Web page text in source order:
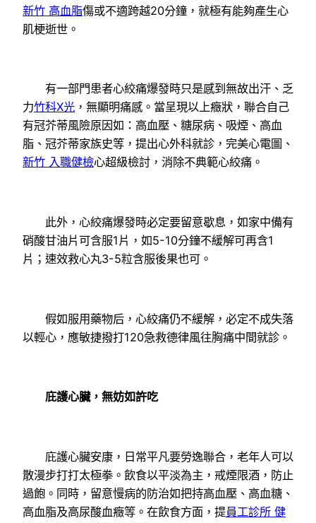
新竹 高血脂傷或不適跨越20分鐘，就極有能夠產生心
肌梗逝世。
有一部門患者心絞痛爆發時只是感到無故出汗、乏
力竹科X光 ，無顯明痛感。當呈現以上癥狀，聯合自己
有冠芥蒂風險原因如：高血壓、糖尿病、吸煙、高血
脂、冠芥蒂家族史等，提出心外科就診，完美心電圖、
新竹 入職健檢心超級檢討，消除不典範心絞痛。
此外，心絞痛爆發時必定要留意歇息，如家中備有
硝酸甘油片可含服1片，如5-10分鐘不緩解可再含1
片；速效救心丸3-5粒含服後果也可。
假如服用藥物后，心絞痛仍不緩解，必定不成失落
以輕心，應敏捷撥打120急救德律風往胸痛中間就診。
庇護心臟，無妨如許吃
庇護心臟安康，日常平凡要勞逸聯合，老年人可以
散漫步打打太極拳。飲食以平淡為主，戒煙限酒，防止
過飽。同時，留意慢病的防治如把持高血壓、高血糖、
高血脂及高尿酸血癥等。在飲食方面，提員工診所 健